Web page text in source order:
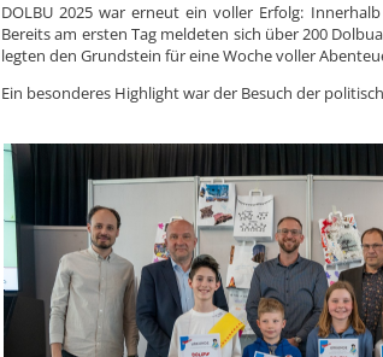
DOLBU 2025 war erneut ein voller Erfolg:
Bereits am ersten Tag meldeten sich über 200
legten den Grundstein für eine Woche voller
Ein besonderes Highlight war der Besuch der